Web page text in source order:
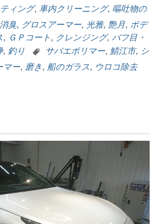
業
に
つ
い
て”
ィング, 車内クリーニング, 嘔吐物の
臭, グロスアーマー, 光雅, 艶月, ボデ
, ＧＰコート, クレンジング, バフ目・
, 釣り サバエポリマー, 鯖江市, シ
マー, 磨き, 船のガラス, ウロコ除去